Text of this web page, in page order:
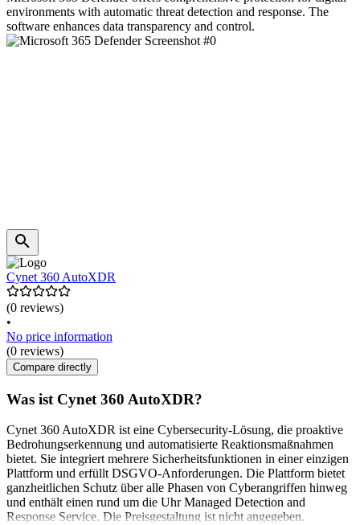
environments with automatic threat detection and response. The
software enhances data transparency and control.
Cynet 360 AutoXDR
(0 reviews)
•
No price information
(0 reviews)
Compare directly
Was ist Cynet 360 AutoXDR?
Cynet 360 AutoXDR ist eine Cybersecurity-Lösung, die proaktive
Bedrohungserkennung und automatisierte Reaktionsmaßnahmen
bietet. Sie integriert mehrere Sicherheitsfunktionen in einer einzigen
Plattform und erfüllt DSGVO-Anforderungen. Die Plattform bietet
ganzheitlichen Schutz über alle Phasen von Cyberangriffen hinweg
und enthält einen rund um die Uhr Managed Detection and
Response Service. Die Preisgestaltung ist nicht angegeben.